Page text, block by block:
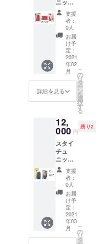
同じデ
ザイン
でパー
カーが
登場で
す！ み
んな価
値があ
るとい
うメッ
セージ
をのせ
ン。倒
れた木
る日突
然、障
害者に
なった
ことを
表して
いま
す。で
も、た
くさん
の動物
や植物
の詳細
はこち
らをご
覧くだ
さい。
https://
peraich
i.com/la
nding_p
ages/vi
ew/kuru
minom
ニッ
ク・
チェ
リーピ
ンク
fromao
ooさん
からの
リター
ンで
す。 病
気や障
がいな
出る人
に着て
いただ
きた
い、よ
だれか
け機能
のつい
た服
「スタ
イチュ
ニッ
ク」で
す。ス
タイ
（よだ
支援
者：
0人
お届
け予
定：
2021
年02
月
詳細を見る
こ
の
リ
タ
ー
ン
を
選
択
す
る
12,
000 円
残り2
スタイ
チュ
ニッ
ク・
ミッド
ナイト
フラ
ワー
fromao
ooさん
からの
リター
ンで
支援
者：
0人
お届
け予
定：
2021
年03
月
こ
の
リ
タ